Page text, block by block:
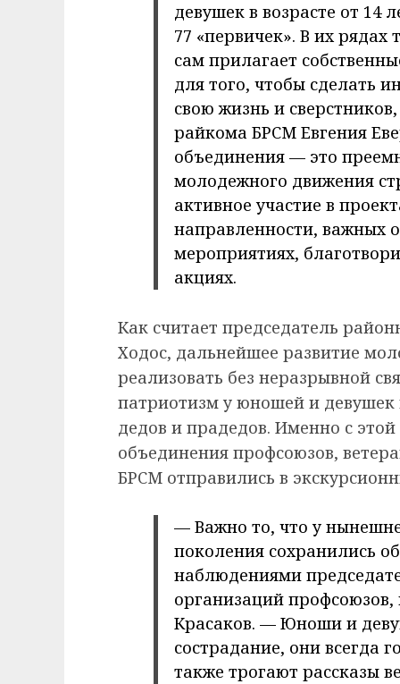
девушек в возрасте от 14
77 «первичек». В их рядах
сам прилагает
для того, чтобы сделать
свою жизнь и
райкома БРСМ Евгения
объединения — это
молодежного движения
активное участие в
направленности, важных
мероприятиях,
акциях.
Как считает председатель
Ходос, дальнейшее развитие
реализовать без неразрывной
патриотизм у юношей и
дедов и прадедов. Именно с
объединения профсоюзов,
БРСМ отправились в
— Важно то, что у
поколения сохранились
наблюдениями
организаций
Красаков. — Юноши и
сострадание, они всегда
также трогают рассказы